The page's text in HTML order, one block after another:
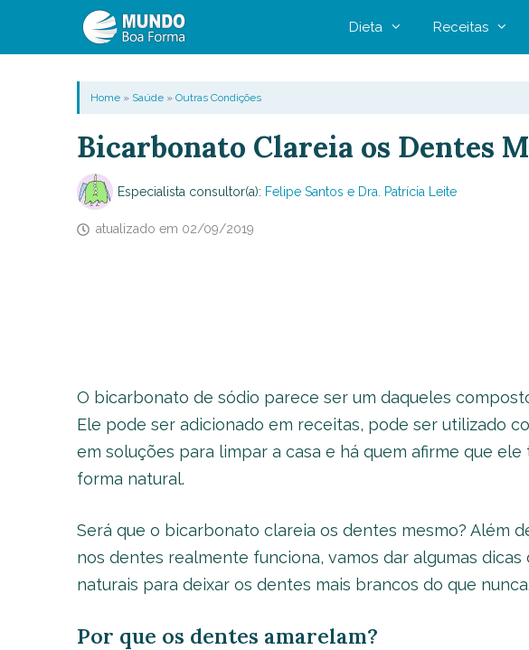
Dieta Receitas
Home» Saúde» Outras Condições
Bicarbonato Clareia os Dentes
Especialista consultor(a): Felipe Santos e Dra. Patrícia Leite
atualizado em 02/09/2019
O bicarbonato de sódio parece ser um daqueles
Ele pode ser adicionado em receitas, pode ser utilizado
em soluções para limpar a casa e há quem afirme que
forma natural.
Será que o bicarbonato clareia os dentes mesmo? Além
nos dentes realmente funciona, vamos dar algumas
naturais para deixar os dentes mais brancos do que nunca.
Por que os dentes amarelam?